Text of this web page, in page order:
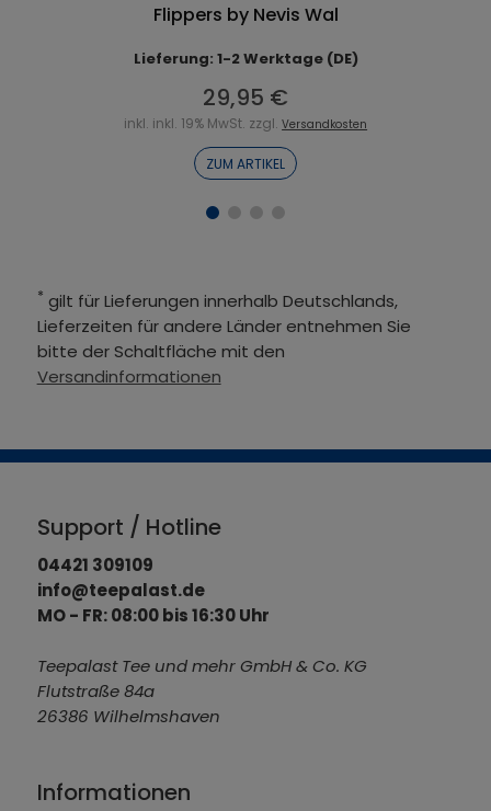
Flippers by Nevis Wal
Lieferung: 1-2 Werktage (DE)
29,95 €
inkl. inkl. 19% MwSt. zzgl.Versandkosten
ZUM ARTIKEL
* gilt für Lieferungen innerhalb Deutschlands,
Lieferzeiten für andere Länder entnehmen Sie
bitte der Schaltfläche mit den
Versandinformationen
Support / Hotline
04421 309109
info@teepalast.de
MO - FR: 08:00 bis 16:30 Uhr
Teepalast Tee und mehr GmbH & Co. KG
Flutstraße 84a
26386 Wilhelmshaven
Informationen